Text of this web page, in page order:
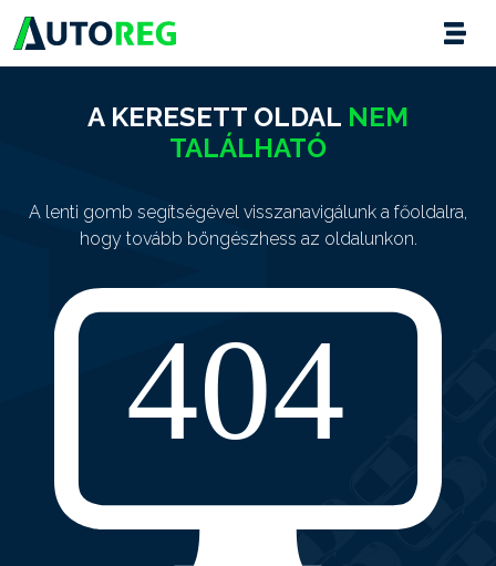
A KERESETT OLDAL NEM
TALÁLHATÓ
A lenti gomb segítségével visszanavigálunk a főoldalra,
hogy tovább böngészhess az oldalunkon.